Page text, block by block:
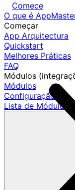
Comece
O que é
Começar
App Arquitectura
Quickstart
Melhores Práticas
FAQ
Módulos
Módulos
Configuração
Lista de Módulos